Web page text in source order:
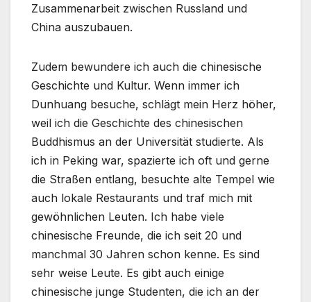
Zusammenarbeit zwischen Russland und
China auszubauen.
Zudem bewundere ich auch die chinesische
Geschichte und Kultur. Wenn immer ich
Dunhuang besuche, schlägt mein Herz höher,
weil ich die Geschichte des chinesischen
Buddhismus an der Universität studierte. Als
ich in Peking war, spazierte ich oft und gerne
die Straßen entlang, besuchte alte Tempel wie
auch lokale Restaurants und traf mich mit
gewöhnlichen Leuten. Ich habe viele
chinesische Freunde, die ich seit 20 und
manchmal 30 Jahren schon kenne. Es sind
sehr weise Leute. Es gibt auch einige
chinesische junge Studenten, die ich an der